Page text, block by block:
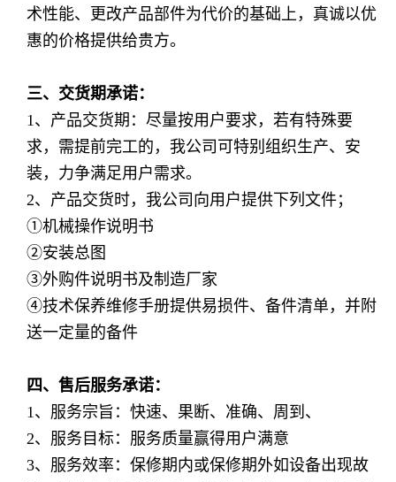
术性能、更改产品部件为代价的基础上，真诚以优
惠的价格提供给贵方。
三、交货期承诺：
1、产品交货期：尽量按用户要求，若有特殊要
求，需提前完工的，我公司可特别组织生产、安
装，力争满足用户需求。
2、产品交货时，我公司向用户提供下列文件；
①机械操作说明书
②安装总图
③外购件说明书及制造厂家
④技术保养维修手册提供易损件、备件清单，并附
送一定量的备件
四、售后服务承诺：
1、服务宗旨：快速、果断、准确、周到、
2、服务目标：服务质量赢得用户满意
3、服务效率：保修期内或保修期外如设备出现故